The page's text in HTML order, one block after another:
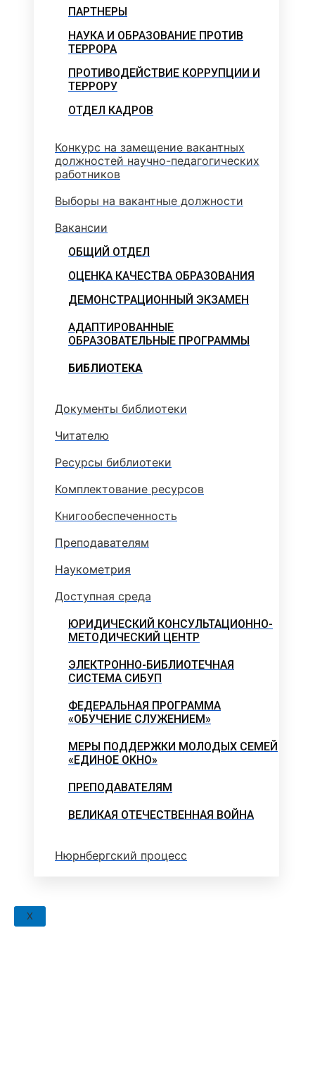
ПАРТНЕРЫ
НАУКА И ОБРАЗОВАНИЕ ПРОТИВ
ТЕРРОРА
ПРОТИВОДЕЙСТВИЕ КОРРУПЦИИ И
ТЕРРОРУ
ОТДЕЛ КАДРОВ
Конкурс на замещение вакантных
должностей научно-педагогических
работников
Выборы на вакантные должности
Вакансии
ОБЩИЙ ОТДЕЛ
ОЦЕНКА КАЧЕСТВА ОБРАЗОВАНИЯ
ДЕМОНСТРАЦИОННЫЙ ЭКЗАМЕН
АДАПТИРОВАННЫЕ
ОБРАЗОВАТЕЛЬНЫЕ ПРОГРАММЫ
БИБЛИОТЕКА
Документы библиотеки
Читателю
Ресурсы библиотеки
Комплектование ресурсов
Книгообеспеченность
Преподавателям
Наукометрия
Доступная среда
ЮРИДИЧЕСКИЙ КОНСУЛЬТАЦИОННО-
МЕТОДИЧЕСКИЙ ЦЕНТР
ЭЛЕКТРОННО-БИБЛИОТЕЧНАЯ
СИСТЕМА СИБУП
ФЕДЕРАЛЬНАЯ ПРОГРАММА
«ОБУЧЕНИЕ СЛУЖЕНИЕМ»
МЕРЫ ПОДДЕРЖКИ МОЛОДЫХ СЕМЕЙ
«ЕДИНОЕ ОКНО»
ПРЕПОДАВАТЕЛЯМ
ВЕЛИКАЯ ОТЕЧЕСТВЕННАЯ ВОЙНА
Нюрнбергский процесс
X